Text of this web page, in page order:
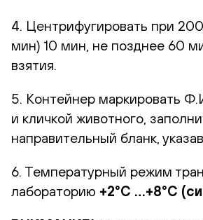
4. Центрифугировать при
мин) 10 мин, не позднее 60
взятия.
5. Контейнер маркировать
и кличкой животного,
направительный бланк,
6. Температурный режим
лабораторию +2°С …+8°С